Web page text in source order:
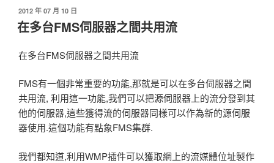
發
佈
於
2012 年 07 月 10 日
在多台FMS伺服器之間共用流
在多台FMS伺服器之間共用流
FMS有一個非常重要的功能,那就是可以在多台伺服器之間
共用流, 利用這一功能,我們可以把源伺服器上的流分發到其
他的伺服器,這些獲得流的伺服器同樣可以作為新的源伺服
器使用.這個功能有點象FMS集群.
我們都知道,利用WMP插件可以獲取網上的流媒體位址製作